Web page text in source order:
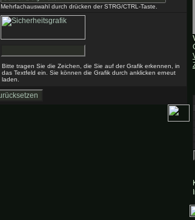
Mehrfachauswahl durch drücken der STRG/CTRL-Taste.
Bitte tragen Sie die Zeichen, die Sie auf der Grafik erkennen, in
das Textfeld ein. Sie können die Grafik durch anklicken erneut
laden.